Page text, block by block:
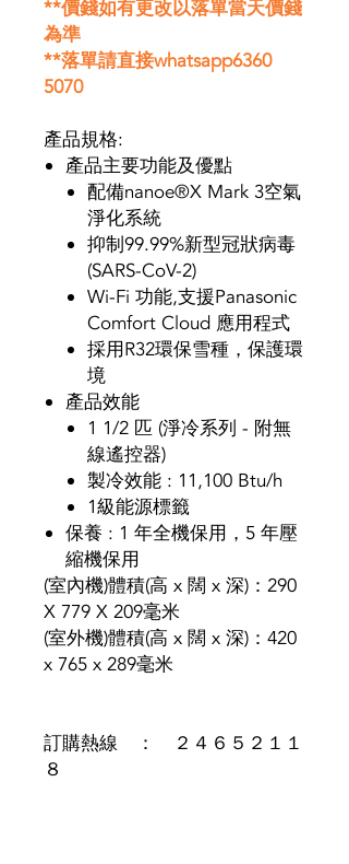
**價錢如有更改以落單當天價錢
為準
**落單請直接whatsapp6360
5070
產品規格:
產品主要功能及優點
配備nanoe®X Mark 3空氣
淨化系統
抑制99.99%新型冠狀病毒
(SARS-CoV-2)
Wi-Fi 功能,支援Panasonic
Comfort Cloud 應用程式
採用R32環保雪種，保護環
境
產品效能
1 1/2 匹 (淨冷系列 - 附無
線遙控器)
製冷效能 : 11,100 Btu/h
1級能源標籤
保養 : 1 年全機保用，5 年壓
縮機保用
(室內機)體積(高 x 闊 x 深)：290
X 779 X 209毫米
(室外機)體積(高 x 闊 x 深)：420
x 765 x 289毫米
訂購熱線 ： ２４６５２１１
８